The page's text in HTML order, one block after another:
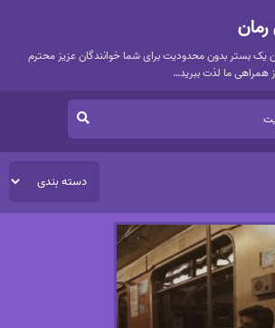
یک بستر بدون محدودیت برای شما خوانندگان عزیز محترم
همراهی ما لذت ببرید…